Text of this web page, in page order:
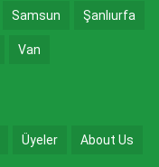
Samsun Şanlıurfa
Van
Üyeler About Us